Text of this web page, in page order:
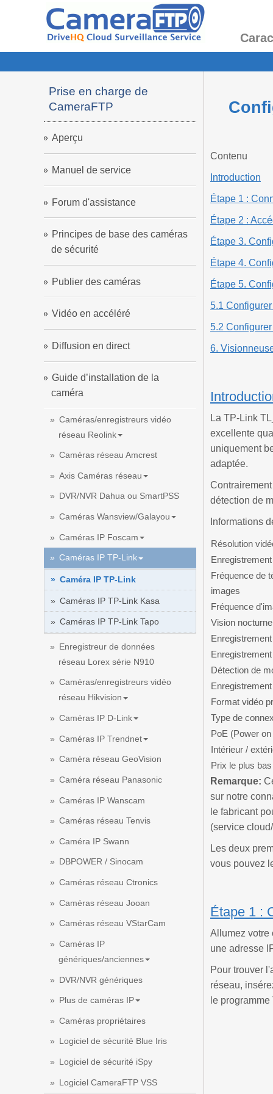
Prise en charge de
CameraFTP
Aperçu
Manuel de service
Forum d'assistance
Principes de base des caméras
de sécurité
Publier des caméras
Vidéo en accéléré
Diffusion en direct
Guide d’installation de la
caméra
Caméras/enregistreurs vidéo
réseau Reolink
Caméras réseau Amcrest
Axis Caméras réseau
DVR/NVR Dahua ou SmartPSS
Caméras Wansview/Galayou
Caméras IP Foscam
Caméras IP TP-Link
Caméra IP TP-Link
Caméras IP TP-Link Kasa
Caméras IP TP-Link Tapo
Enregistreur de données
réseau Lorex série N910
Caméras/enregistreurs vidéo
réseau Hikvision
Caméras IP D-Link
Caméras IP Trendnet
Caméra réseau GeoVision
Caméra réseau Panasonic
Caméras IP Wanscam
Caméras réseau Tenvis
Caméra IP Swann
DBPOWER / Sinocam
Caméras réseau Ctronics
Caméras réseau Jooan
Caméras réseau VStarCam
Caméras IP
génériques/anciennes
DVR/NVR génériques
Plus de caméras IP
Caméras propriétaires
Logiciel de sécurité Blue Iris
Logiciel de sécurité iSpy
Logiciel CameraFTP VSS
Contenu
Introduction
Étape 1 :
Étape 2 :
Étape 3.
Étape 4.
Étape 5.
5.1
5.2
6.
La TP-Link
excellente
uniquement
adaptée.
détection de
Informations
Résolution
Fréquence de
images
Fréquence
Vision nocturne
Détection de
Format vidéo
Type de
PoE (Power
Intérieur /
Prix le plus
Remarque:
sur notre
le fabricant
(service
Les deux
vous pouvez
Étape 1 :
Allumez votre
une adresse
Pour trouver
réseau,
le